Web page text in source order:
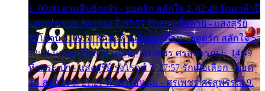
1. 00:00 สามสิบยังแจ๋ว - ยอดรัก สลักใจ 2. 02:49 รักมาห้าปี
- ศรเพชร ศรสุพรรณ 3. 05:57 รักสาวเสื้อลาย - แสงสุรีย์
รุ่งโรจน์ 4. 09:51 รักสะท้านดินสะเทือน - ยอดรัก สลักใจ 5.
12:23 มอเตอร์ไซค์ทำหล่น - ศรเพชร ศรสุพรรณ 6. 14:49
หิ้วกระเป๋า - แสงสุรีย์ รุ่งโรจน์ 7. 17:57 รักเผื่อเลือก - ยอด
รัก สลักใจ 8. 21:21 น้ำตาไอ้หนุ่ม - ศรเพชร ศรสุพรรณ 9.